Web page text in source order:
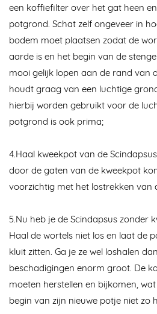
een koffiefilter over het gat heen
potgrond. Schat zelf ongeveer in
bodem moet plaatsen zodat de
aarde is en het begin van de
mooi gelijk lopen aan de rand van
houdt graag van een luchtige
hierbij worden gebruikt voor de
potgrond is ook prima;
4.Haal kweekpot van de
door de gaten van de kweekpot
voorzichtig met het lostrekken van
5.Nu heb je de Scindapsus zonder
Haal de wortels niet los en laat de
kluit zitten. Ga je ze wel loshalen
beschadigingen enorm groot. De
moeten herstellen en bijkomen,
begin van zijn nieuwe potje niet zo